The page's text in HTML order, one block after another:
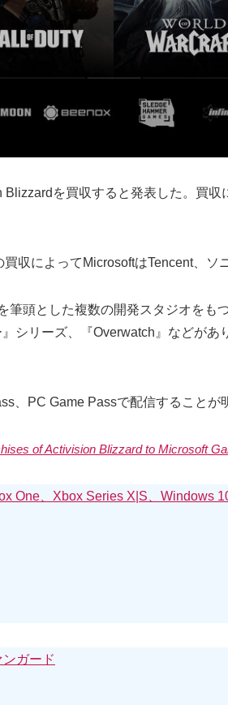
を買収すると発表した。買
収によってMicrosoftはTencent、ソ
頭とした複数の開発スタジオをも
シリーズ、『Overwatch』などが
、PC Game Passで配信することが
of Activision Blizzard to Microsoft
One、Xbox Series X|S、Windows
ンガード